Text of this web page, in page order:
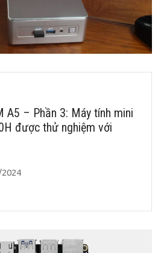
A5 – Phần 3: Máy tính mini
được thử nghiệm với